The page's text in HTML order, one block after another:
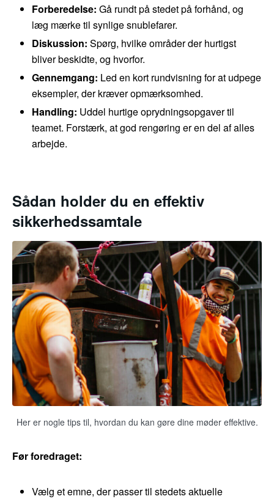
Forberedelse: Gå rundt på stedet på forhånd, og
læg mærke til synlige snublefarer.
Diskussion: Spørg, hvilke områder der hurtigst
bliver beskidte, og hvorfor.
Gennemgang: Led en kort rundvisning for at udpege
eksempler, der kræver opmærksomhed.
Handling: Uddel hurtige oprydningsopgaver til
teamet. Forstærk, at god rengøring er en del af alles
arbejde.
Sådan holder du en effektiv
sikkerhedssamtale
Her er nogle tips til, hvordan du kan gøre dine møder effektive.
Før foredraget:
Vælg et emne, der passer til stedets aktuelle